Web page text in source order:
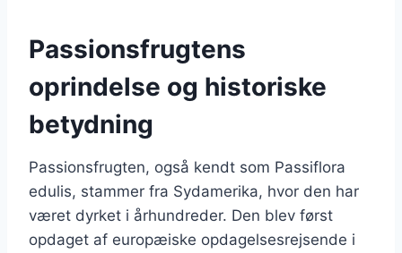
Passionsfrugtens
oprindelse og historiske
betydning
Passionsfrugten, også kendt som Passiflora
edulis, stammer fra Sydamerika, hvor den har
været dyrket i århundreder. Den blev først
opdaget af europæiske opdagelsesrejsende i